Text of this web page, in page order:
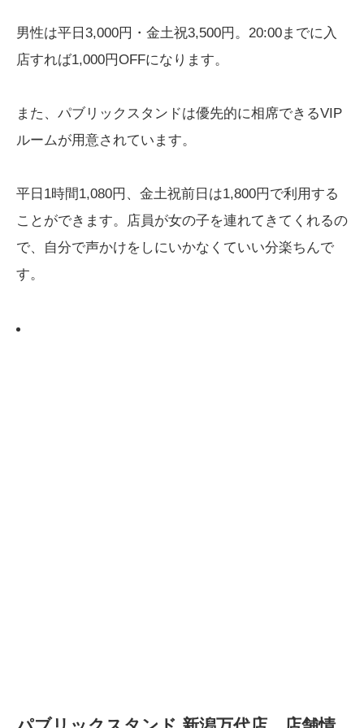
男性は平日3,000円・金土祝3,500円。20:00までに入
店すれば1,000円OFFになります。
また、パブリックスタンドは優先的に相席できるVIP
ルームが用意されています。
平日1時間1,080円、金土祝前日は1,800円で利用する
ことができます。店員が女の子を連れてきてくれるの
で、自分で声かけをしにいかなくていい分楽ちんで
す。